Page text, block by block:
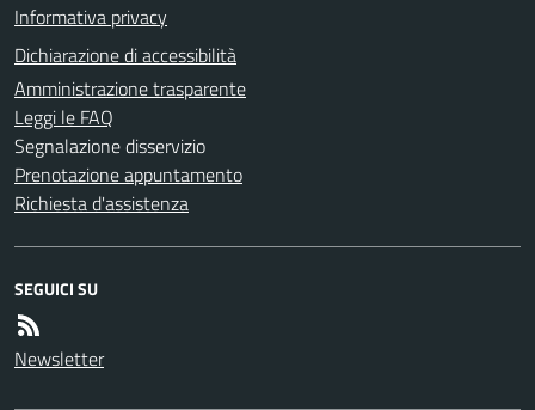
Informativa privacy
Dichiarazione di accessibilità
Amministrazione trasparente
Leggi le FAQ
Segnalazione disservizio
Prenotazione appuntamento
Richiesta d'assistenza
SEGUICI SU
Newsletter